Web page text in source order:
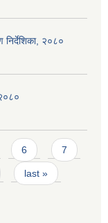
२०८०
6 7
last »